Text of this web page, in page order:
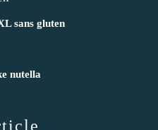
sans gluten
nutella